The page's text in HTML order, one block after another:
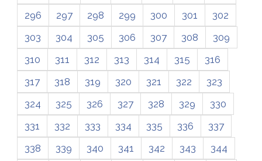
296
297 298 299 300 301
302
303
304 305 306 307 308
309
310
311 312 313 314 315
316
317
318 319 320 321 322
323
324
325 326 327 328 329
330
331
332 333 334 335 336
337
338
339 340 341 342 343
344